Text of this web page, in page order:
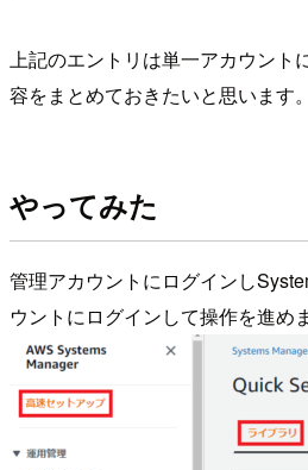
上記のエントリは単一アカウント
容をまとめておきたいと思います。
やってみた
管理アカウントにログインし
ウントにログインして操作を進め